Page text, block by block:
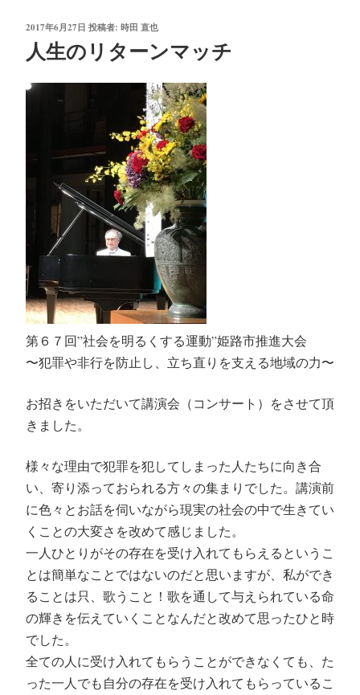
投
日:
2017年6月27日 投稿者: 時田 直也
人生のリターンマッチ
第６７回”社会を明るくする運動”姫路市推進大会
〜犯罪や非行を防止し、立ち直りを支える地域の力〜
お招きをいただいて講演会（コンサート）をさせて頂
きました。
様々な理由で犯罪を犯してしまった人たちに向き合
い、寄り添っておられる方々の集まりでした。講演前
に色々とお話を伺いながら現実の社会の中で生きてい
くことの大変さを改めて感じました。
一人ひとりがその存在を受け入れてもらえるというこ
とは簡単なことではないのだと思いますが、私ができ
ることは只、歌うこと！歌を通して与えられている命
の輝きを伝えていくことなんだと改めて思ったひと時
でした。
全ての人に受け入れてもらうことができなくても、た
った一人でも自分の存在を受け入れてもらっているこ